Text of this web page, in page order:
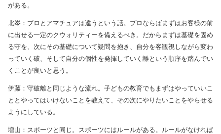
がある。
北岑：プロとアマチュアは違うという話。プロならばまずはお客様の前
に出せる一定のクウォリティーを備えるべき。だからまずは基礎を固め
る守を、次にその基礎について疑問を抱き、自分を客観視しながら変わ
っていく破、そして自分の個性を発揮していく離という順序を踏んでい
くことが良いと思う。
伊藤：守破離と同じような流れ。子どもの教育でもまずはやっていいこ
ととやってはいけないことを教えて、その次にやりたいことをやらせる
ようにしている。
増山：スポーツと同じ。スポーツにはルールがある。ルールがなければ